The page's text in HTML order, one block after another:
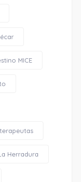
MICE
Herradura